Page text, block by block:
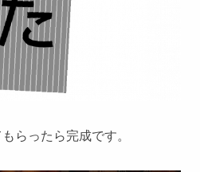
らったら完成です。